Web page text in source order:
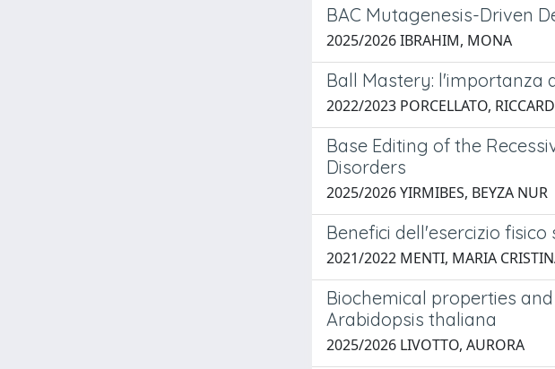
BAC Mutagenesis-Driven
2025/2026 IBRAHIM, MONA
Ball Mastery: l'importanza
2022/2023 PORCELLATO,
Base Editing of the
Disorders
2025/2026 YIRMIBES, BEYZA NUR
Benefici dell'esercizio
2021/2022 MENTI, MARIA
Biochemical properties
Arabidopsis thaliana
2025/2026 LIVOTTO, AURORA